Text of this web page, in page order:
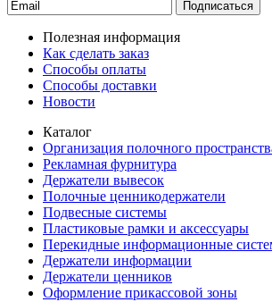
Подписаться
Полезная информация
Как сделать заказ
Способы оплаты
Способы доставки
Новости
Каталог
Организация полочного
Рекламная фурнитура
Держатели вывесок
Полочные ценникодержатели
Подвесные системы
Пластиковые рамки и аксессуары
Перекидные информационные
Держатели информации
Держатели ценников
Оформление прикассовой зоны